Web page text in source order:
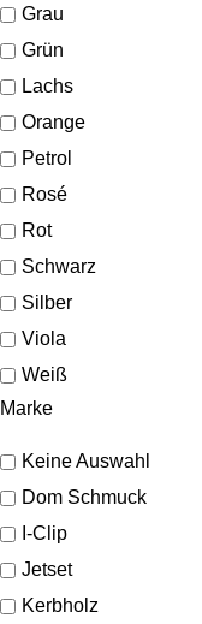
Grau
Grün
Lachs
Orange
Petrol
Rosé
Rot
Schwarz
Silber
Viola
Weiß
Marke
Keine Auswahl
Dom Schmuck
I-Clip
Jetset
Kerbholz